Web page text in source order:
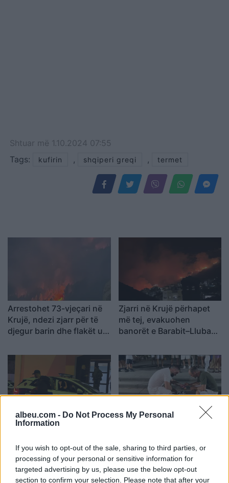
albeu.com - Do Not Process My Personal
Information
If you wish to opt-out of the sale, sharing to third parties, or
processing of your personal or sensitive information for
targeted advertising by us, please use the below opt-out
section to confirm your selection. Please note that after your
Shtuar më 1.10.2024 07:55
Tags:
kufirin , shqiperi greqi , termet
Arrestohet 73-vjeçari në
Krujë, ndezi zjarr për të
djegur barin dhe flakët u
Zjarri në Krujë përhapet
më tej, evakuohen
banorët e Barabit–Lluban,
armatimesh
Arrestohet pranë banesës
20-vjeçarit në Korçë
teserat e PS-së dhe
kundërshtojnë bashkimin
me Lushnjën